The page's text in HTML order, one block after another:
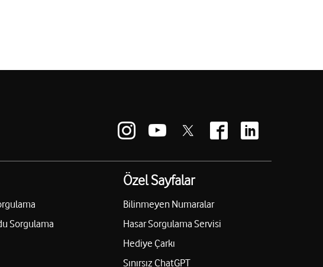
Sorgulama
Özel Sayfalar
Bilinmeyen Numaralar
Hasar Sorgulama Servisi
Hediye Çarkı
Sınırsız ChatGPT